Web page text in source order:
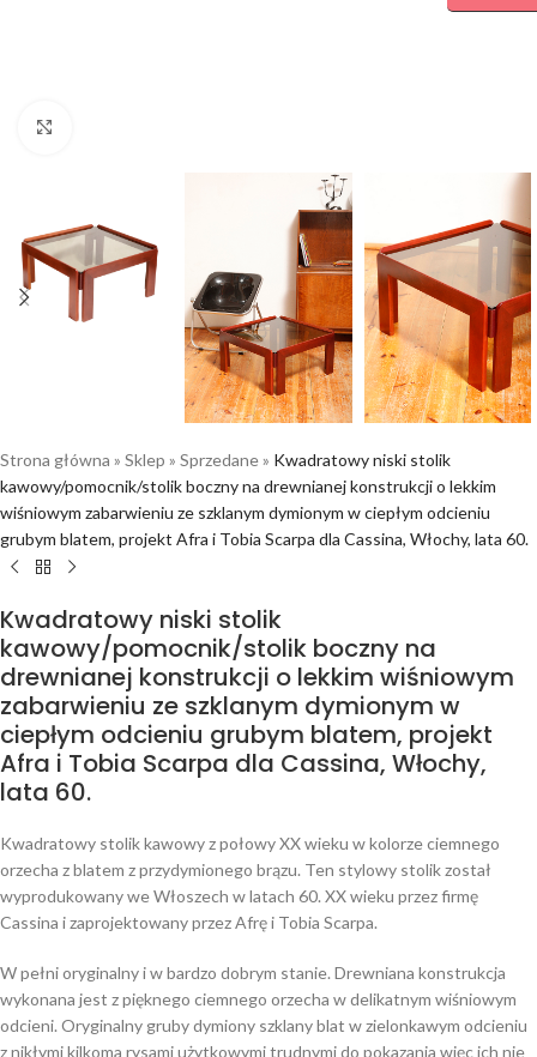
Strona główna » Sklep » Sprzedane» Kwadratowy niski stolik
kawowy/pomocnik/stolik boczny na drewnianej konstrukcji o lekkim
wiśniowym zabarwieniu ze szklanym dymionym w ciepłym odcieniu
grubym blatem, projekt Afra i Tobia Scarpa dla Cassina, Włochy, lata 60.
Kwadratowy niski stolik
kawowy/pomocnik/stolik boczny na
drewnianej konstrukcji o lekkim wiśniowym
zabarwieniu ze szklanym dymionym w
ciepłym odcieniu grubym blatem, projekt
Afra i Tobia Scarpa dla Cassina, Włochy,
lata 60.
Kwadratowy stolik kawowy z połowy XX wieku w kolorze ciemnego
orzecha z blatem z przydymionego brązu. Ten stylowy stolik został
wyprodukowany we Włoszech w latach 60. XX wieku przez firmę
Cassina i zaprojektowany przez Afrę i Tobia Scarpa.
W pełni oryginalny i w bardzo dobrym stanie. Drewniana konstrukcja
wykonana jest z pięknego ciemnego orzecha w delikatnym wiśniowym
odcieni. Oryginalny gruby dymiony szklany blat w zielonkawym odcieniu
z nikłymi kilkoma rysami użytkowymi trudnymi do pokazania więc ich nie